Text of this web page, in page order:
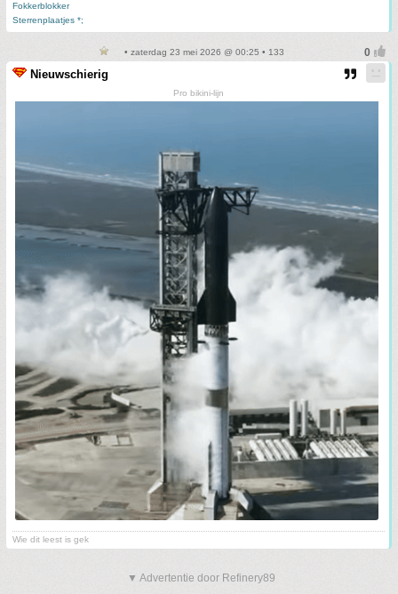
Fokkerblokker
Sterrenplaatjes *;
• zaterdag 23 mei 2026 @ 00:25 • 133
Nieuwschierig
Pro bikini-lijn
Wie dit leest is gek
▼ Advertentie door Refinery89